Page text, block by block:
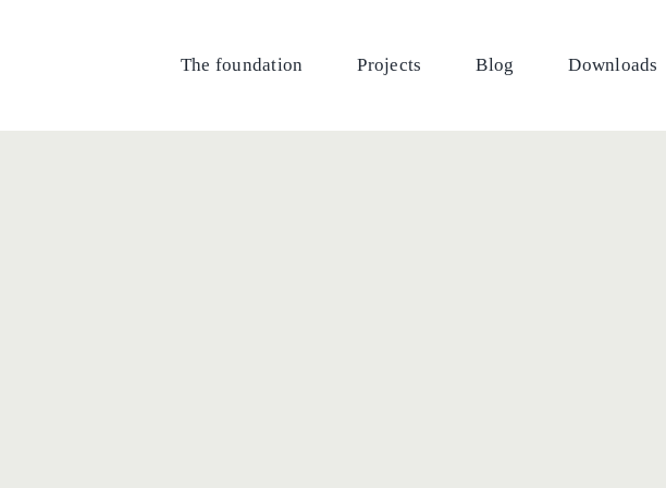
The foundation Projects Blog Downloads